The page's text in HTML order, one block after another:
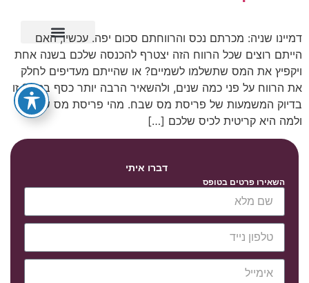
דמיינו שניה: מכרתם נכס והרווחתם סכום יפה. עכשיו, האם
הייתם רוצים שכל הרווח הזה יצטרף להכנסה שלכם בשנה אחת
ויקפיץ את המס שתשלמו לשמיים? או שהייתם מעדיפים לחלק
את הרווח על פני כמה שנים, ולהשאיר הרבה יותר כסף בכיס? זו
בדיוק המשמעות של פריסת מס שבח. מהי פריסת מס שבח
ולמה היא קריטית לכיס שלכם […]
דברו איתי
השאירו פרטים בטופס